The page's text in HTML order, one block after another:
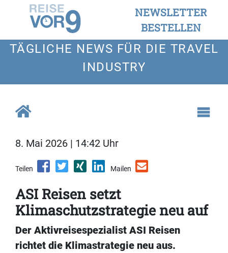
NEWSLETTER
BESTELLEN
TÄGLICHE NEWS FÜR DIE TRAVEL
INDUSTRY
8. Mai 2026 | 14:42 Uhr
Teilen Mailen
ASI Reisen setzt
Klimaschutzstrategie neu auf
Der Aktivreisespezialist ASI Reisen
richtet die Klimastrategie neu aus.